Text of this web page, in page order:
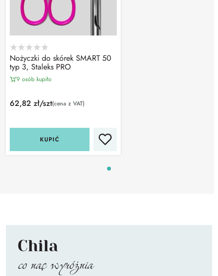
Nożyczki do skórek SMART 50
typ 3, Staleks PRO
9 osób kupiło
62,82 zł/szt(cena z VAT)
KUPIĆ
Chila
co nas wyróżnia